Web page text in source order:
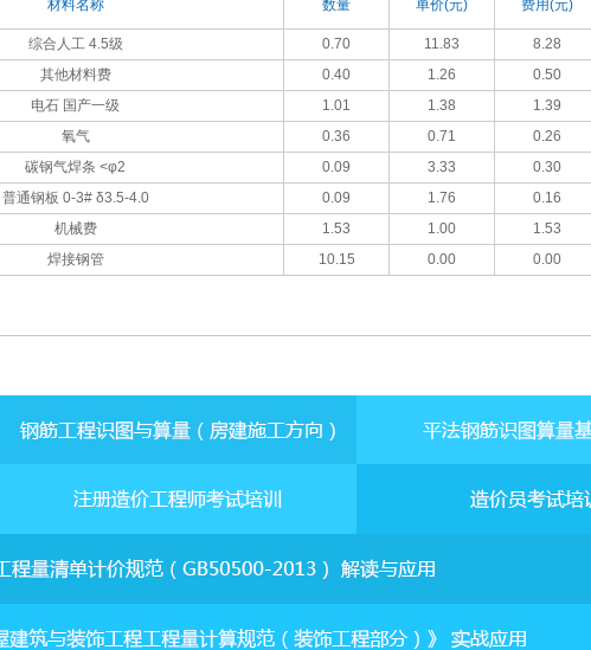
材料名称 数量 单价(元) 费用(元)
综合人工 4.5级 0.70 11.83 8.28
其他材料费 0.40 1.26 0.50
电石 国产一级 1.01 1.38 1.39
氧气 0.36 0.71 0.26
碳钢气焊条 <φ2 0.09 3.33 0.30
普通钢板 0-3# δ3.5-4.0 0.09 1.76 0.16
机械费 1.53 1.00 1.53
焊接钢管 10.15 0.00 0.00